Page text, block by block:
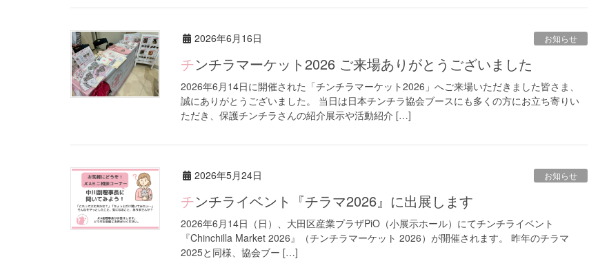
2026年6月16日 お知らせ
チンチラマーケット2026 ご来場ありがとうございました
2026年6月14日に開催された「チンチラマーケット2026」へご来場いただきました皆さま、
誠にありがとうございました。 当日は日本チンチラ協会ブースにも多くの方にお立ち寄りい
ただき、保護チンチラさんの紹介展示や活動紹介 […]
2026年5月24日 お知らせ
チンチライベント『チラマ2026』に出展します
2026年6月14日（日）、大田区産業プラザPiO（小展示ホール）にてチンチライベント
『Chinchilla Market 2026』（チンチラマーケット 2026）が開催されます。 昨年のチラマ
2025と同様、協会ブー […]